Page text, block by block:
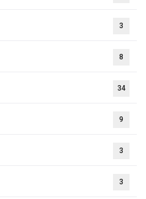
3
8
34
9
3
3